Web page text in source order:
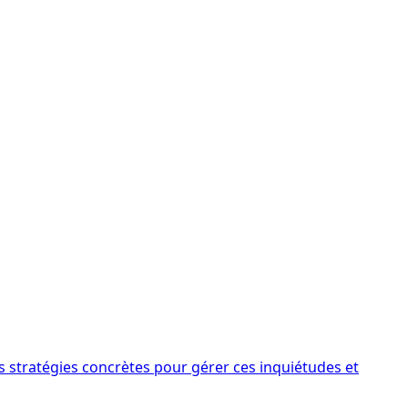
stratégies concrètes pour gérer ces inquiétudes et